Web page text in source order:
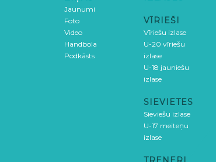
Jaunumi
Foto
Video
Handbola
Podkāsts
VĪRIEŠI
Vīriešu izlase
U-20 vīriešu
izlase
U-18 jauniešu
izlase
SIEVIETES
Sieviešu izlase
U-17 meiteņu
izlase